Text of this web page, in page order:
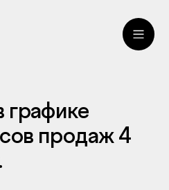
графике
продаж 4